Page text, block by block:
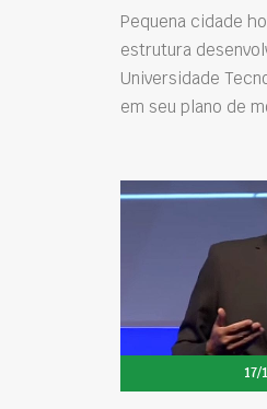
Pequena cidade
estrutura
Universidade
em seu plano de
17/